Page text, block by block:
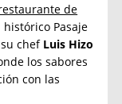
de
Pasaje
chef Luis Hizo
los sabores
con las